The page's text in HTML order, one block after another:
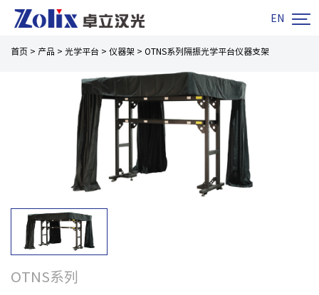
EN 
首页 > 产品 > 光学平台 > 仪器架 > OTNS系列隔振光学平台仪器支架
OTNS系列